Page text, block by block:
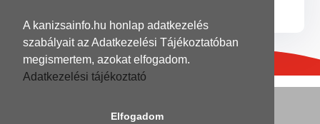
A kanizsainfo.hu honlap adatkezelés
szabályait az Adatkezelési Tájékoztatóban
megismertem, azokat elfogadom.
Adatkezelési tájékoztató
Elfogadom